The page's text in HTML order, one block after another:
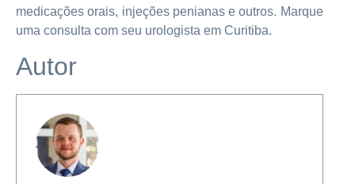
medicações orais, injeções penianas e outros. Marque
uma consulta com seu urologista em Curitiba.
Autor